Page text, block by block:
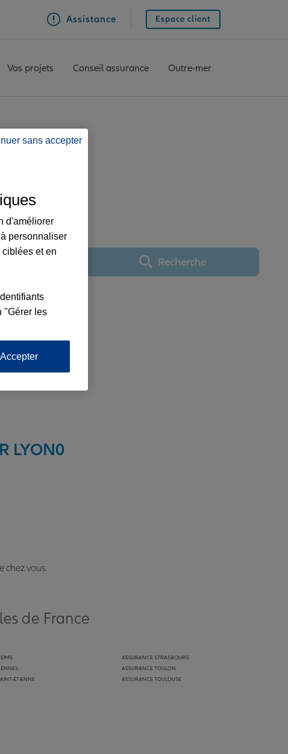
Assistance Espace client
Vos projets Conseil assurance Outre-mer
SUR LYON
Utiliser ma positionRecherche
LYON0
chez vous.
de France
ÉTIENNE
ASSURANCE STRASBOURG
ASSURANCE TOULON
ASSURANCE TOULOUSE
sans accepter
d'améliorer
personnaliser
ciblées et en
"Gérer les
Accepter